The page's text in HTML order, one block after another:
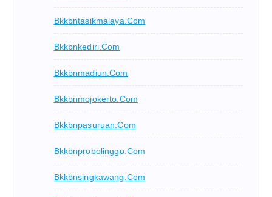
Bkkbntasikmalaya.com
Bkkbnkediri.com
Bkkbnmadiun.com
Bkkbnmojokerto.com
Bkkbnpasuruan.com
Bkkbnprobolinggo.com
Bkkbnsingkawang.com